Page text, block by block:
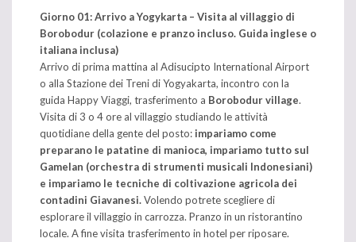
Giorno 01: Arrivo a Yogykarta – Visita al villaggio di
Borobodur (colazione e pranzo incluso. Guida inglese o
italiana inclusa)
Arrivo di prima mattina al Adisucipto International Airport
o alla Stazione dei Treni di Yogyakarta, incontro con la
guida Happy Viaggi, trasferimento a Borobodur village.
Visita di 3 o 4 ore al villaggio studiando le attività
quotidiane della gente del posto: impariamo come
preparano le patatine di manioca, impariamo tutto sul
Gamelan (orchestra di strumenti musicali Indonesiani)
e impariamo le tecniche di coltivazione agricola dei
contadini Giavanesi.Volendo potrete scegliere di
esplorare il villaggio in carrozza. Pranzo in un ristorantino
locale. A fine visita trasferimento in hotel per riposare.